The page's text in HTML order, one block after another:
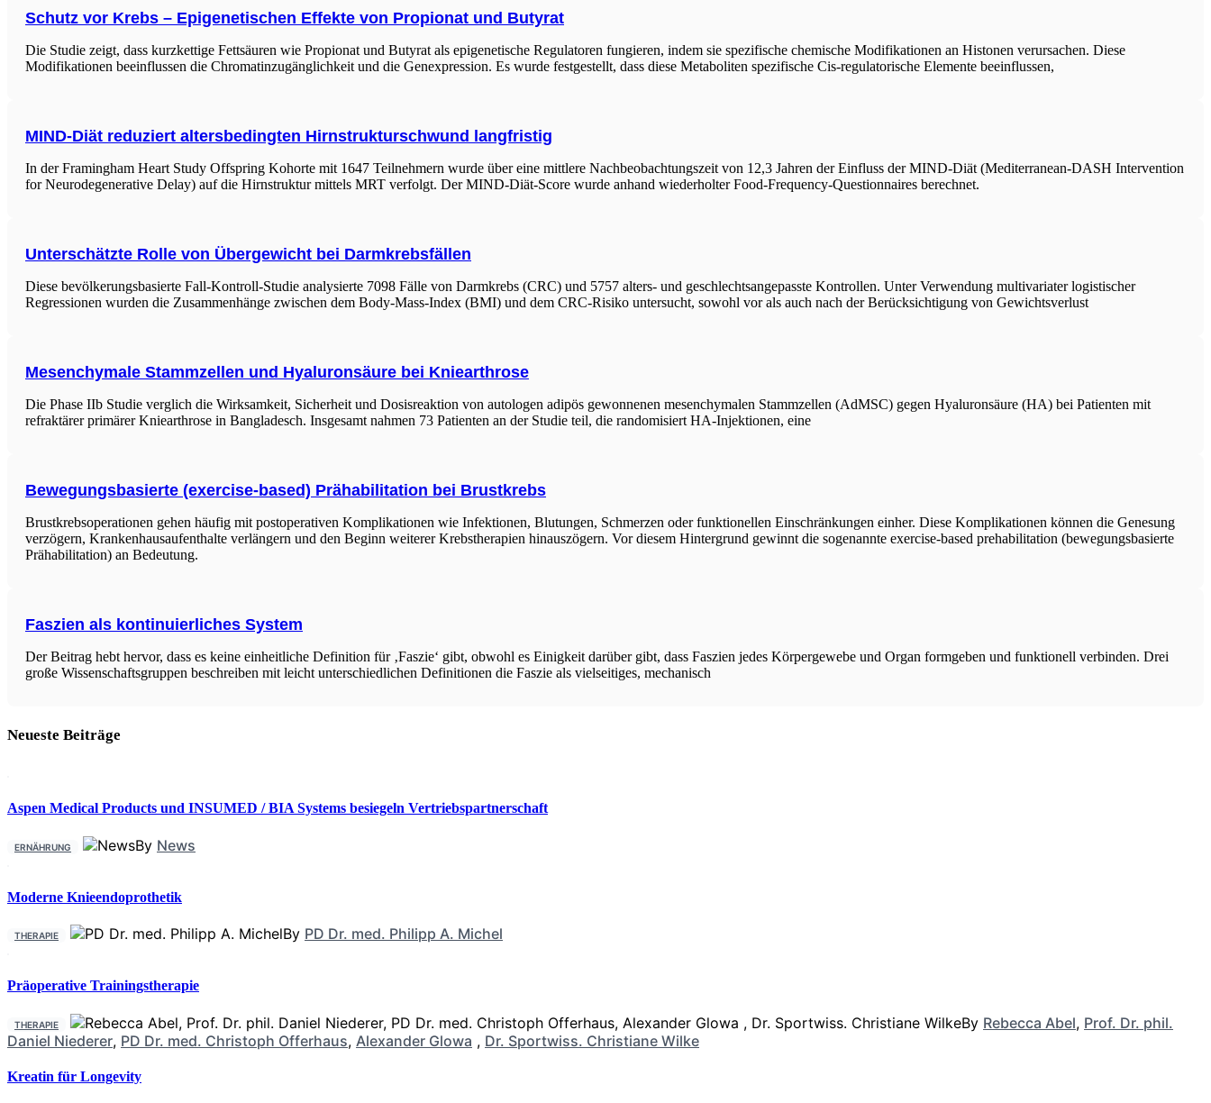
Schutz vor Krebs – Epigenetischen Effekte von Propionat und Butyrat
Die Studie zeigt, dass kurzkettige Fettsäuren wie Propionat und Butyrat als epigenetische Regulatoren fungieren, indem sie spezifische chemische Modifikationen an Histonen verursachen. Diese
Modifikationen beeinflussen die Chromatinzugänglichkeit und die Genexpression. Es wurde festgestellt, dass diese Metaboliten spezifische Cis-regulatorische Elemente beeinflussen,
MIND-Diät reduziert altersbedingten Hirnstrukturschwund langfristig
In der Framingham Heart Study Offspring Kohorte mit 1647 Teilnehmern wurde über eine mittlere Nachbeobachtungszeit von 12,3 Jahren der Einfluss der MIND-Diät (Mediterranean-DASH Intervention
for Neurodegenerative Delay) auf die Hirnstruktur mittels MRT verfolgt. Der MIND-Diät-Score wurde anhand wiederholter Food-Frequency-Questionnaires berechnet.
Unterschätzte Rolle von Übergewicht bei Darmkrebsfällen
Diese bevölkerungsbasierte Fall-Kontroll-Studie analysierte 7098 Fälle von Darmkrebs (CRC) und 5757 alters- und geschlechtsangepasste Kontrollen. Unter Verwendung multivariater logistischer
Regressionen wurden die Zusammenhänge zwischen dem Body-Mass-Index (BMI) und dem CRC-Risiko untersucht, sowohl vor als auch nach der Berücksichtigung von Gewichtsverlust
Mesenchymale Stammzellen und Hyaluronsäure bei Kniearthrose
Die Phase IIb Studie verglich die Wirksamkeit, Sicherheit und Dosisreaktion von autologen adipös gewonnenen mesenchymalen Stammzellen (AdMSC) gegen Hyaluronsäure (HA) bei Patienten mit
refraktärer primärer Kniearthrose in Bangladesch. Insgesamt nahmen 73 Patienten an der Studie teil, die randomisiert HA-Injektionen, eine
Bewegungsbasierte (exercise-based) Prähabilitation bei Brustkrebs
Brustkrebsoperationen gehen häufig mit postoperativen Komplikationen wie Infektionen, Blutungen, Schmerzen oder funktionellen Einschränkungen einher. Diese Komplikationen können die Genesung
verzögern, Krankenhausaufenthalte verlängern und den Beginn weiterer Krebstherapien hinauszögern. Vor diesem Hintergrund gewinnt die sogenannte exercise-based prehabilitation (bewegungsbasierte
Prähabilitation) an Bedeutung.
Faszien als kontinuierliches System
Der Beitrag hebt hervor, dass es keine einheitliche Definition für ‚Faszie‘ gibt, obwohl es Einigkeit darüber gibt, dass Faszien jedes Körpergewebe und Organ formgeben und funktionell verbinden. Drei
große Wissenschaftsgruppen beschreiben mit leicht unterschiedlichen Definitionen die Faszie als vielseitiges, mechanisch
Neueste Beiträge
Aspen Medical Products und INSUMED / BIA Systems besiegeln Vertriebspartnerschaft
ERNÄHRUNG By News
Moderne Knieendoprothetik
THERAPIE By PD Dr. med. Philipp A. Michel
Präoperative Trainingstherapie
THERAPIE By Rebecca Abel, Prof. Dr. phil.
Daniel Niederer, PD Dr. med. Christoph Offerhaus, Alexander Glowa , Dr. Sportwiss. Christiane Wilke
Kreatin für Longevity